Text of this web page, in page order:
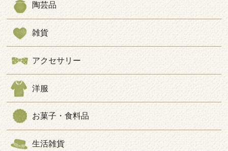
陶芸品
雑貨
アクセサリー
洋服
お菓子・食料品
生活雑貨